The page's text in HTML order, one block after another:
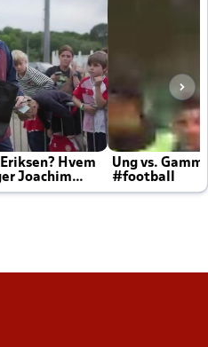
Hvem
Joachim
Ung vs.
#football